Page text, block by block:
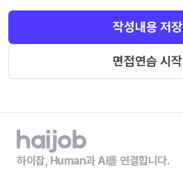
작성내용 저장
면접연습 시작
하이잡, Human과 AI를 연결합니다.